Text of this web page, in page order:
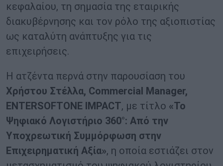
κεφαλαίου, τη σημασία της εταιρικής
διακυβέρνησης και τον ρόλο της αξιοπιστίας
ως καταλύτη ανάπτυξης για τις
επιχειρήσεις.
Η ατζέντα περνά στην παρουσίαση του
Χρήστου Στέλλα, Commercial Manager,
ENTERSOFTONE IMPACT, με τίτλο «Το
Ψηφιακό Λογιστήριο 360°: Από την
Υποχρεωτική Συμμόρφωση στην
Επιχειρηματική Αξία», η οποία εστιάζει στον